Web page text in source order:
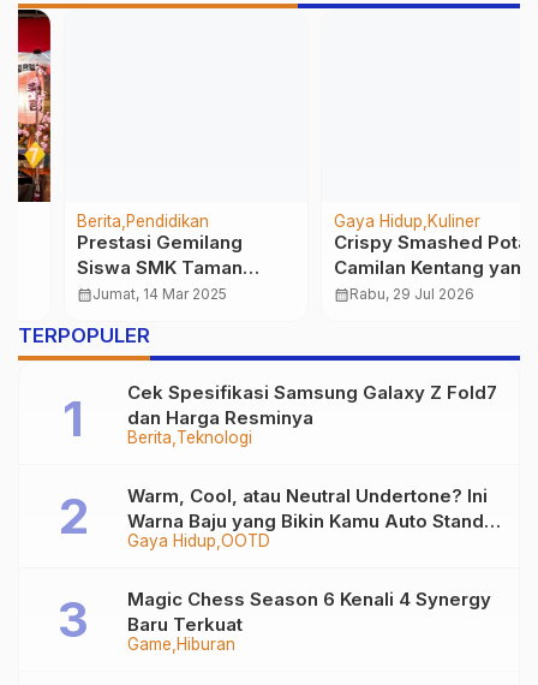
Pendidikan
Prestasi Gemilang
Siswa SMK Taman
Siswa Cibadak di
2025
Jumat, 14 Mar 2025
Gaya Hidup Kuliner
Crispy Smashed Potato,
Camilan Kentang yang
Mudah Dibuat
Rabu, 29 Jul 2026
…
TERPOPULER
Berita Teknologi
Cek Spesifikasi Samsung Galaxy Z Fold7
dan Harga Resminya
Gaya Hidup OOTD
Warm, Cool, atau Neutral Undertone? Ini
Warna Baju yang Bikin Kamu Auto Stand
Out
Game Hiburan
Magic Chess Season 6 Kenali 4 Synergy
Baru Terkuat